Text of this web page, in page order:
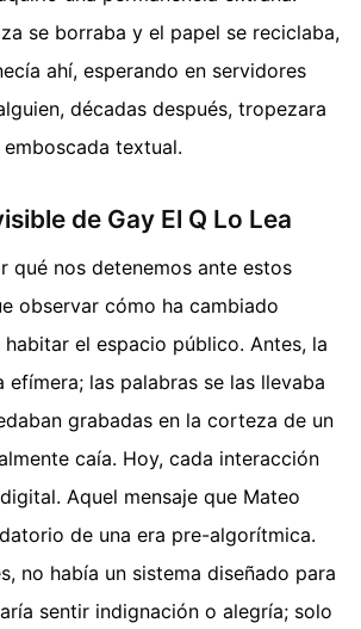
se borraba y el papel se reciclaba,
ahí, esperando en servidores
décadas después, tropezara
textual.
de Gay El Q Lo Lea
qué nos detenemos ante estos
observar cómo ha cambiado
el espacio público. Antes, la
efímera; las palabras se las llevaba
grabadas en la corteza de un
caía. Hoy, cada interacción
Aquel mensaje que Mateo
de una era pre-algorítmica.
no había un sistema diseñado para
sentir indignación o alegría; solo